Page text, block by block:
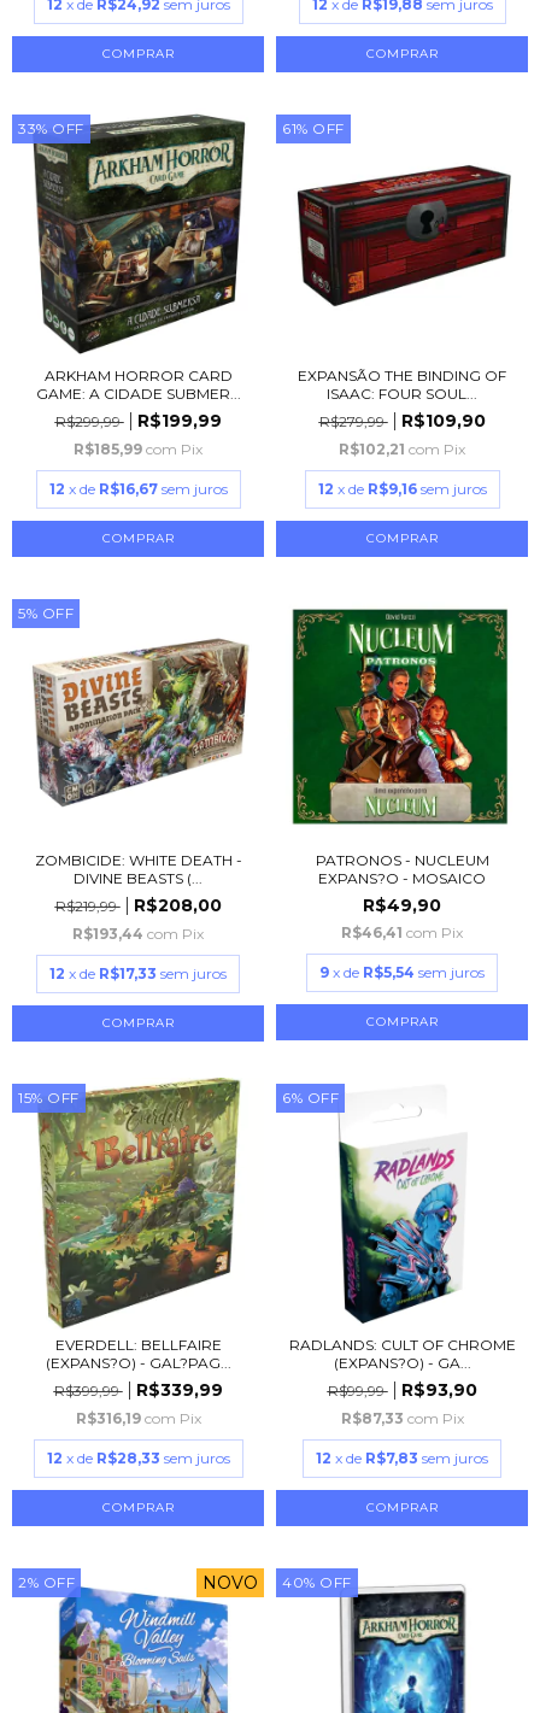
12 x de R$24,92 sem juros 12 x de R$19,88 sem juros
33% OFF
ARKHAM HORROR CARD
GAME: A CIDADE SUBMER...
R$299,99
R$199,99
R$185,99 com Pix
12 x de R$16,67 sem juros
61% OFF
EXPANSÃO THE BINDING OF
ISAAC: FOUR SOUL...
R$279,99
R$109,90
R$102,21 com Pix
12 x de R$9,16 sem juros
5% OFF
ZOMBICIDE: WHITE DEATH -
DIVINE BEASTS (...
R$219,99
R$208,00
R$193,44 com Pix
12 x de R$17,33 sem juros
PATRONOS - NUCLEUM
EXPANS?O - MOSAICO
R$49,90
R$46,41 com Pix
9 x de R$5,54 sem juros
15% OFF
EVERDELL: BELLFAIRE
(EXPANS?O) - GAL?PAG...
R$399,99
R$339,99
R$316,19 com Pix
12 x de R$28,33 sem juros
6% OFF
RADLANDS: CULT OF CHROME
(EXPANS?O) - GA...
R$99,99
R$93,90
R$87,33 com Pix
12 x de R$7,83 sem juros
2% OFF NOVO 40% OFF